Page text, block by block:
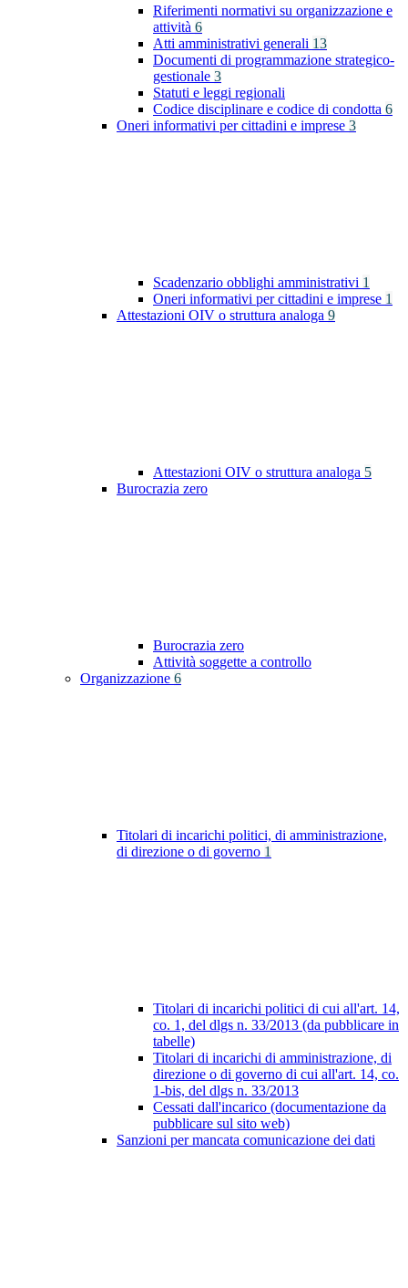
Riferimenti normativi su organizzazione e
attività 6
Atti amministrativi generali 13
Documenti di programmazione strategico-
gestionale 3
Statuti e leggi regionali
Codice disciplinare e codice di condotta 6
Oneri informativi per cittadini e imprese 3
Scadenzario obblighi amministrativi 1
Oneri informativi per cittadini e imprese 1
Attestazioni OIV o struttura analoga 9
Attestazioni OIV o struttura analoga 5
Burocrazia zero
Burocrazia zero
Attività soggette a controllo
Organizzazione 6
Titolari di incarichi politici, di amministrazione,
di direzione o di governo 1
Titolari di incarichi politici di cui all'art. 14,
co. 1, del dlgs n. 33/2013 (da pubblicare in
tabelle)
Titolari di incarichi di amministrazione, di
direzione o di governo di cui all'art. 14, co.
1-bis, del dlgs n. 33/2013
Cessati dall'incarico (documentazione da
pubblicare sul sito web)
Sanzioni per mancata comunicazione dei dati